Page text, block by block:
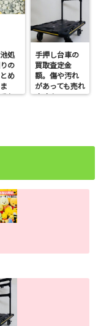
処
の
め
も
手押し台車の
買取査定金
額。傷や汚れ
があっても売れ
ます！
伝いしま